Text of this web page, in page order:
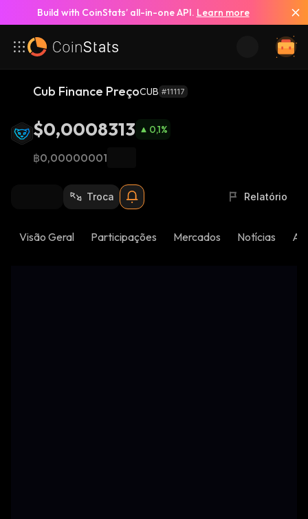
Build with CoinStats’ all-in-one API. Learn more
Cub Finance PreçoCUB #11117
$0,0008313 0,1%
฿0,00000001
Troca Relatório
Visão Geral Participações Mercados Notícias